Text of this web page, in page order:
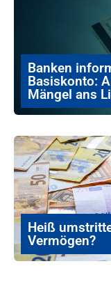
Banken
Basiskonto:
Mängel ans
Heiß
Vermögen?